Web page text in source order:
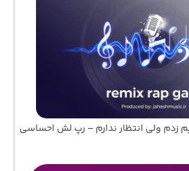
زدم ولی انتظار ندارم – رپ لش احساسی